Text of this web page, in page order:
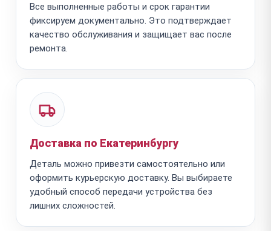
Все выполненные работы и срок гарантии
фиксируем документально. Это подтверждает
качество обслуживания и защищает вас после
ремонта.
Доставка по Екатеринбургу
Деталь можно привезти самостоятельно или
оформить курьерскую доставку. Вы выбираете
удобный способ передачи устройства без
лишних сложностей.